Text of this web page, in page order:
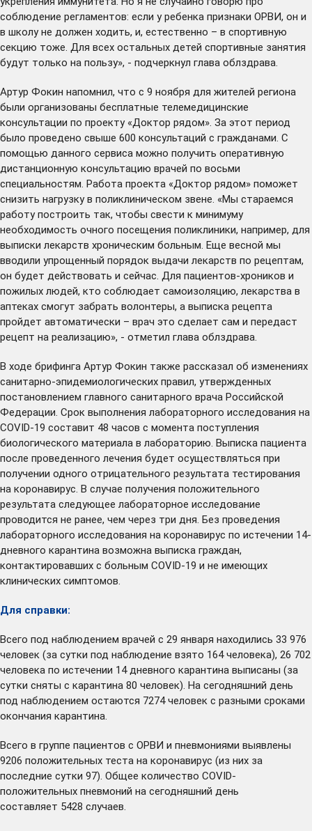
соблюдение регламентов: если у ребенка признаки ОРВИ, он и
в школу не должен ходить, и, естественно – в спортивную
секцию тоже. Для всех остальных детей спортивные занятия
будут только на пользу», - подчеркнул глава облздрава.
Артур Фокин напомнил, что с 9 ноября для жителей региона
были организованы бесплатные телемедицинские
консультации по проекту «Доктор рядом». За этот период
было проведено свыше 600 консультаций с гражданами. С
помощью данного сервиса можно получить оперативную
дистанционную консультацию врачей по восьми
специальностям. Работа проекта «Доктор рядом» поможет
снизить нагрузку в поликлиническом звене. «Мы стараемся
работу построить так, чтобы свести к минимуму
необходимость очного посещения поликлиники, например, для
выписки лекарств хроническим больным. Еще весной мы
вводили упрощенный порядок выдачи лекарств по рецептам,
он будет действовать и сейчас. Для пациентов-хроников и
пожилых людей, кто соблюдает самоизоляцию, лекарства в
аптеках смогут забрать волонтеры, а выписка рецепта
пройдет автоматически – врач это сделает сам и передаст
рецепт на реализацию», - отметил глава облздрава.
В ходе брифинга Артур Фокин также рассказал об изменениях
санитарно-эпидемиологических правил, утвержденных
постановлением главного санитарного врача Российской
Федерации. Срок выполнения лабораторного исследования на
COVID-19 составит 48 часов с момента поступления
биологического материала в лабораторию. Выписка пациента
после проведенного лечения будет осуществляться при
получении одного отрицательного результата тестирования
на коронавирус. В случае получения положительного
результата следующее лабораторное исследование
проводится не ранее, чем через три дня. Без проведения
лабораторного исследования на коронавирус по истечении 14-
дневного карантина возможна выписка граждан,
контактировавших с больным COVID-19 и не имеющих
клинических симптомов.
Для справки:
Всего под наблюдением врачей с 29 января находились 33 976
человек (за сутки под наблюдение взято 164 человека), 26 702
человека по истечении 14 дневного карантина выписаны (за
сутки сняты с карантина 80 человек). На сегодняшний день
под наблюдением остаются 7274 человек с разными сроками
окончания карантина.
Всего в группе пациентов с ОРВИ и пневмониями выявлены
9206 положительных теста на коронавирус (из них за
последние сутки 97). Общее количество COVID-
положительных пневмоний на сегодняшний день
составляет 5428 случаев.